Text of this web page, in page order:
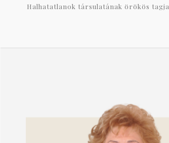
Halhatatlanok társulatának örökös tagja